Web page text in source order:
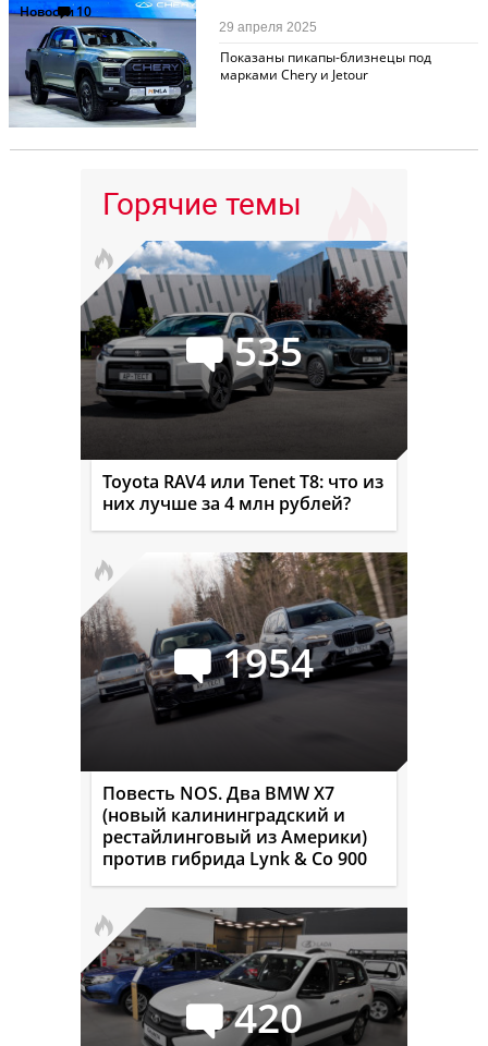
Новости10
Показаны пикапы-близнецы под
марками Chery и Jetour
29 апреля 2025
Горячие темы
535
Toyota RAV4 или Tenet T8: что из
них лучше за 4 млн рублей?
1954
Повесть NOS. Два BMW X7
(новый калининградский и
рестайлинговый из Америки)
против гибрида Lynk & Co 900
420